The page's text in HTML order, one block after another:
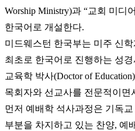
스
규
노
제
휴
사
이
트
무
료
Worship Ministry)과 “교회 미디
한국어로 개설한다.
미드웨스턴 한국부는 미주 신
최초로 한국어로 진행하는 성
교육학 박사(Doctor of
목회자와 선교사를 전문적이면
먼저 예배학 석사과정은 기독
부분을 차지하고 있는 찬양, 예